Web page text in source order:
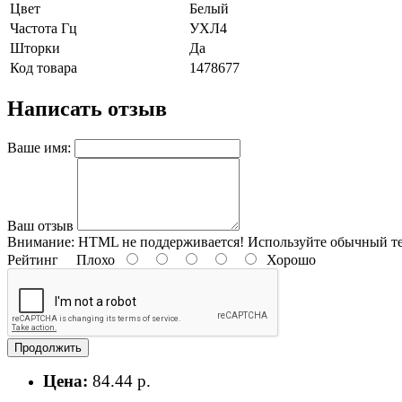
Цвет
Белый
Частота Гц
УХЛ4
Шторки
Да
Код товара
1478677
Написать отзыв
Ваше имя:
Ваш отзыв
Внимание: HTML не поддерживается! Используйте обычный
Рейтинг Плохо Хорошо
Продолжить
Цена: 84.44 р.